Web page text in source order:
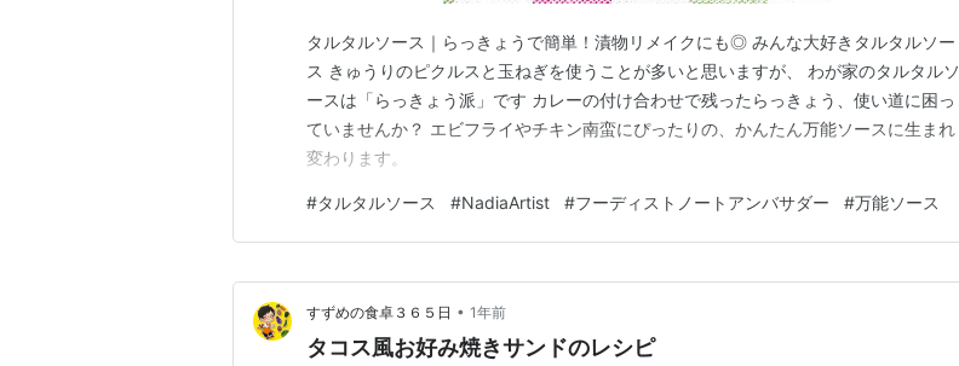
タルタルソース｜らっきょうで簡単！漬物リメイクにも◎ みんな大好きタルタルソー
ス きゅうりのピクルスと玉ねぎを使うことが多いと思いますが、 わが家のタルタルソ
ースは「らっきょう派」です カレーの付け合わせで残ったらっきょう、使い道に困っ
ていませんか？ エビフライやチキン南蛮にぴったりの、かんたん万能ソースに生まれ
変わります。
#タルタルソース #NadiaArtist #フーディストノートアンバサダー #万能ソース
すずめの食卓３６５日 • 1年前
タコス風お好み焼きサンドのレシピ